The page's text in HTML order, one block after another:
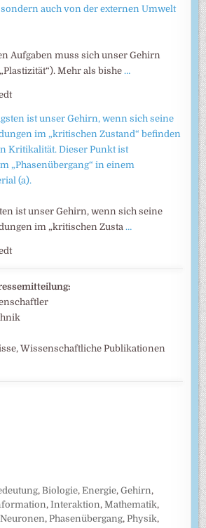
Aufgaben muss sich unser Gehirn
Mehr als bishe …
ist unser Gehirn, wenn sich seine
im „kritischen Zusta …
Wissenschaftliche Publikationen
,Biologie,Energie,Gehirn,
,Interaktion,Mathematik,
Neuronen,Phasenübergang,Physik,